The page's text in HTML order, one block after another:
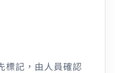
標記，由人員確認